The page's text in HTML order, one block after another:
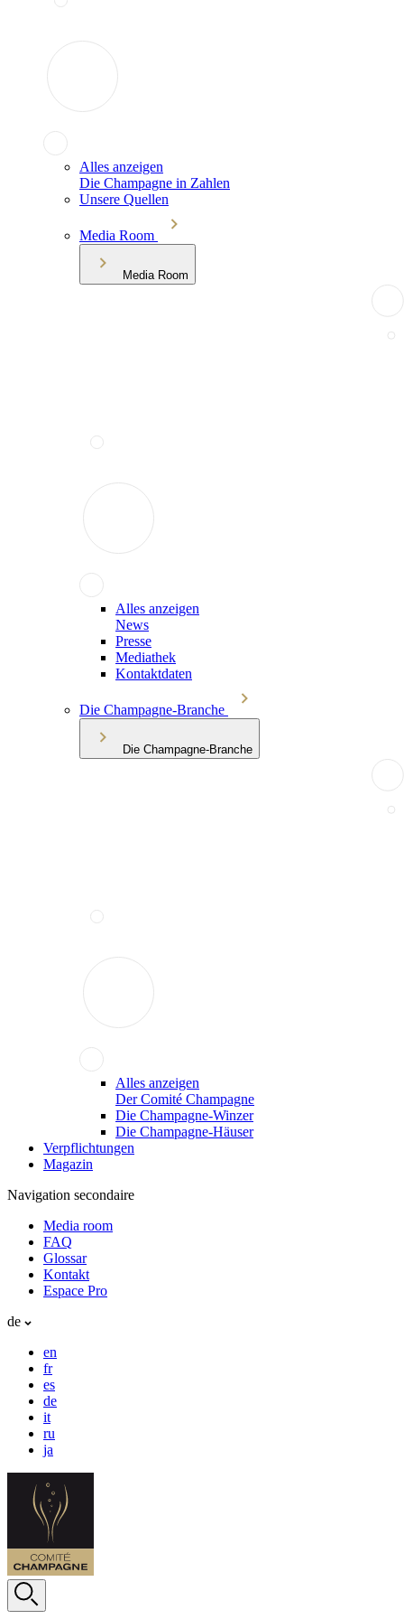
Alles anzeigen
Die Champagne in Zahlen
Unsere Quellen
Media Room
Media Room
Alles anzeigen
News
Presse
Mediathek
Kontaktdaten
Die Champagne-Branche
Die Champagne-Branche
Alles anzeigen
Der Comité Champagne
Die Champagne-Winzer
Die Champagne-Häuser
Verpflichtungen
Magazin
Navigation secondaire
Media room
FAQ
Glossar
Kontakt
Espace Pro
de
en
fr
es
de
it
ru
ja